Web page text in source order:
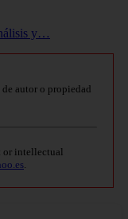
y…
autor o propiedad
or intellectual
.